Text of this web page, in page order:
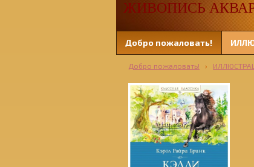
ЖИВОПИСЬ
Добро пожаловать!
Добро пожаловать! ›